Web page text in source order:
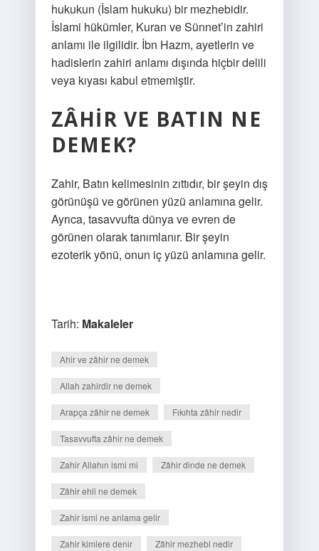
hukukun (İslam hukuku) bir mezhebidir.
İslami hükümler, Kuran ve Sünnet’in zahiri
anlamı ile ilgilidir. İbn Hazm, ayetlerin ve
hadislerin zahiri anlamı dışında hiçbir delili
veya kıyası kabul etmemiştir.
ZÂHIR VE BATIN NE
DEMEK?
Zahir, Batın kelimesinin zıttıdır, bir şeyin dış
görünüşü ve görünen yüzü anlamına gelir.
Ayrıca, tasavvufta dünya ve evren de
görünen olarak tanımlanır. Bir şeyin
ezoterik yönü, onun iç yüzü anlamına gelir.
Tarih: Makaleler
Ahir ve zâhir ne demek
Allah zahirdir ne demek
Arapça zâhir ne demek Fıkıhta zâhir nedir
Tasavvufta zâhir ne demek
Zahir Allahın ismi mi Zâhir dinde ne demek
Zâhir ehli ne demek
Zahir ismi ne anlama gelir
Zahir kimlere denir Zâhir mezhebi nedir